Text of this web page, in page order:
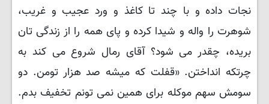
نجات داده و با چند تا کاغذ و ورد عجیب و غریب،
شوهرت را واله و شیدا کرده و پای همه را از زندگی تان
بریده، چقدر می شود؟ آقای رمال شروع می کند به
چرتکه انداختن. «قفلت که میشه صد هزار تومن. دو
سومش سهم موکله برای همین نمی تونم تخفیف بدم.